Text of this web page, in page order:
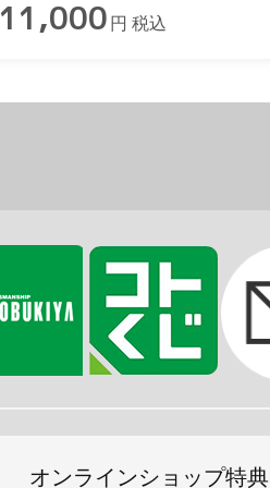
11,000 円 税込
オンラインショップ特典